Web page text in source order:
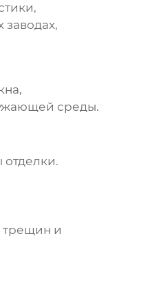
среды.
трещин и